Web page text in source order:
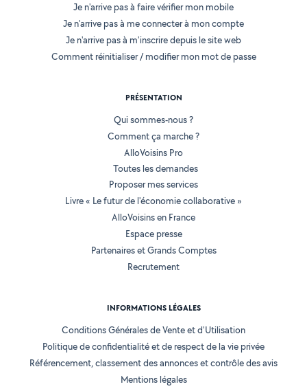
Je n'arrive pas à faire vérifier mon mobile
Je n'arrive pas à me connecter à mon compte
Je n'arrive pas à m'inscrire depuis le site web
Comment réinitialiser / modifier mon mot de passe
PRÉSENTATION
Qui sommes-nous ?
Comment ça marche ?
AlloVoisins Pro
Toutes les demandes
Proposer mes services
Livre « Le futur de l'économie collaborative »
AlloVoisins en France
Espace presse
Partenaires et Grands Comptes
Recrutement
INFORMATIONS LÉGALES
Conditions Générales de Vente et d'Utilisation
Politique de confidentialité et de respect de la vie privée
Référencement, classement des annonces et contrôle des avis
Mentions légales